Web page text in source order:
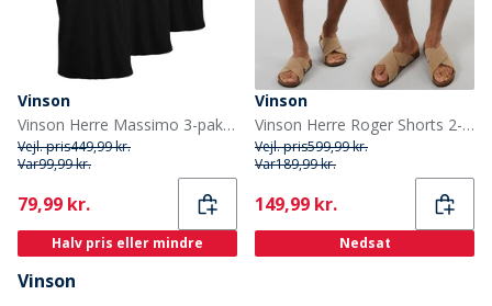
Vinson
Vinson Herre Massimo 3-pak T-shirts Tap Shoe
Vejl. pris449,99 kr.
Var99,99 kr.
Current
79,99 kr.
Halv pris eller mindre
Vinson
Vinson Herre Roger Shorts 2-pak Humus/Mørk Safir
Vejl. pris599,99 kr.
Var189,99 kr.
Current
149,99 kr.
Nedsat
Vinson